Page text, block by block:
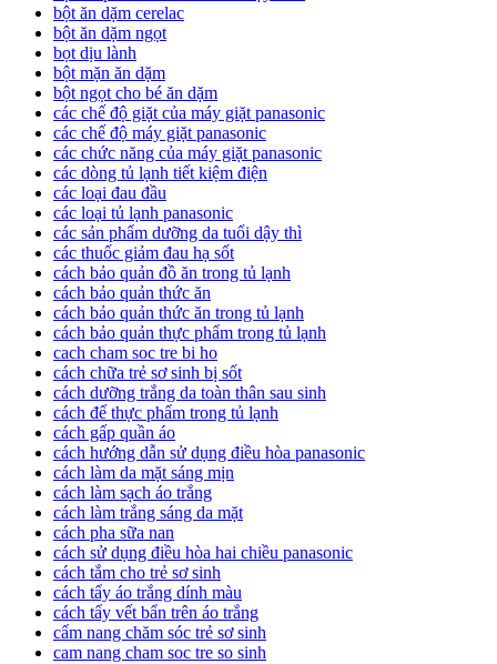
bột ăn dặm cerelac
bột ăn dặm ngọt
bọt dịu lành
bột mặn ăn dặm
bột ngọt cho bé ăn dặm
các chế độ giặt của máy giặt panasonic
các chế độ máy giặt panasonic
các chức năng của máy giặt panasonic
các dòng tủ lạnh tiết kiệm điện
các loại đau đầu
các loại tủ lạnh panasonic
các sản phẩm dưỡng da tuổi dậy thì
các thuốc giảm đau hạ sốt
cách bảo quản đồ ăn trong tủ lạnh
cách bảo quản thức ăn
cách bảo quản thức ăn trong tủ lạnh
cách bảo quản thực phẩm trong tủ lạnh
cach cham soc tre bi ho
cách chữa trẻ sơ sinh bị sốt
cách dưỡng trắng da toàn thân sau sinh
cách để thực phẩm trong tủ lạnh
cách gấp quần áo
cách hướng dẫn sử dụng điều hòa panasonic
cách làm da mặt sáng mịn
cách làm sạch áo trắng
cách làm trắng sáng da mặt
cách pha sữa nan
cách sử dụng điều hòa hai chiều panasonic
cách tắm cho trẻ sơ sinh
cách tẩy áo trắng dính màu
cách tẩy vết bẩn trên áo trắng
cẩm nang chăm sóc trẻ sơ sinh
cam nang cham soc tre so sinh